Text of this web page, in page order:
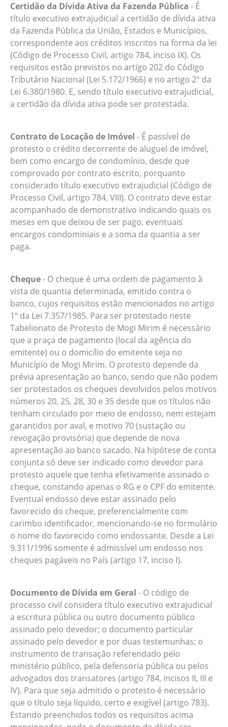
Certidão da Dívida Ativa da Fazenda Pública - É
título executivo extrajudicial a certidão de dívida ativa
da Fazenda Pública da União, Estados e Municípios,
correspondente aos créditos inscritos na forma da lei
(Código de Processo Civil, artigo 784, inciso IX). Os
requisitos estão previstos no artigo 202 do Código
Tributário Nacional (Lei 5.172/1966) e no artigo 2º da
Lei 6.380/1980. E, sendo título executivo extrajudicial,
a certidão da dívida ativa pode ser protestada.
Contrato de Locação de Imóvel - É passível de
protesto o crédito decorrente de aluguel de imóvel,
bem como encargo de condomínio, desde que
comprovado por contrato escrito, porquanto
considerado título executivo extrajudicial (Código de
Processo Civil, artigo 784, VIII). O contrato deve estar
acompanhado de demonstrativo indicando quais os
meses em que deixou de ser pago, eventuais
encargos condominiais e a soma da quantia a ser
paga.
Cheque- O cheque é uma ordem de pagamento à
vista de quantia determinada, emitido contra o
banco, cujos requisitos estão mencionados no artigo
1º da Lei 7.357/1985. Para ser protestado neste
Tabelionato de Protesto de Mogi Mirim é necessário
que a praça de pagamento (local da agência do
emitente) ou o domicílio do emitente seja no
Município de Mogi Mirim. O protesto depende da
prévia apresentação ao banco, sendo que não podem
ser protestados os cheques devolvidos pelos motivos
números 20, 25, 28, 30 e 35 desde que os títulos não
tenham circulado por meio de endosso, nem estejam
garantidos por aval, e motivo 70 (sustação ou
revogação provisória) que depende de nova
apresentação ao banco sacado. Na hipótese de conta
conjunta só deve ser indicado como devedor para
protesto aquele que tenha efetivamente assinado o
cheque, constando apenas o RG e o CPF do emitente.
Eventual endosso deve estar assinado pelo
favorecido do cheque, preferencialmente com
carimbo identificador, mencionando-se no formulário
o nome do favorecido como endossante. Desde a Lei
9.311/1996 somente é admissível um endosso nos
cheques pagáveis no País (artigo 17, inciso I).
Documento de Dívida em Geral - O código de
processo civil considera título executivo extrajudicial
a escritura pública ou outro documento público
assinado pelo devedor; o documento particular
assinado pelo devedor e por duas testemunhas; o
instrumento de transação referendado pelo
ministério público, pela defensoria pública ou pelos
advogados dos transatores (artigo 784, incisos II, III e
IV). Para que seja admitido o protesto é necessário
que o título seja líquido, certo e exigível (artigo 783).
Estando preenchidos todos os requisitos acima